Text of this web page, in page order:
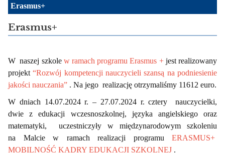
Erasmus+
Erasmus+
W  naszej szkole w ramach programu Erasmus + jest realizowany
projekt “Rozwój kompetencji nauczycieli szansą na podniesienie
jakości nauczania” . Na jego  realizację otrzymaliśmy 11612 euro.
W dniach 14.07.2024 r. – 27.07.2024 r. cztery  nauczycielki,
dwie z edukacji wczesnoszkolnej, języka angielskiego oraz
matematyki,  uczestniczyły w międzynarodowym szkoleniu
na Malcie w ramach realizacji programu ERASMUS+
MOBILNOŚĆ KADRY EDUKACJI SZKOLNEJ .